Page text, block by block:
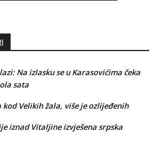
Na izlasku se u Karasovićima čeka
sata
kod Velikih žala, više je ozlijeđenih
iznad Vitaljine izvješena srpska